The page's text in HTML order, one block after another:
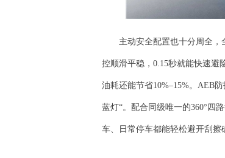
主动安全配置也十分周全
控顺滑平稳，0.15秒就能快速避
油耗还能节省10%–15%。AEB
蓝灯“。配合同级唯一的360°四
车、日常停车都能轻松避开刮擦